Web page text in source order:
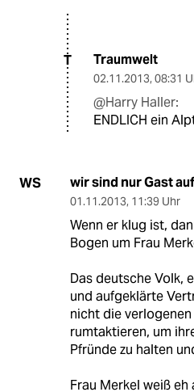
T Traumwelt
02.11.2013, 08:31
@Harry Haller:
ENDLICH ein
WS wir sind nur Gast
01.11.2013, 11:39 Uhr
Wenn er klug ist,
Bogen um Frau
Das deutsche Volk,
und aufgeklärte
nicht die
rumtaktieren, um
Pfründe zu halten
Frau Merkel weiß